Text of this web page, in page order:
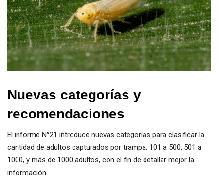
Nuevas categorías y
recomendaciones
El informe N°21 introduce nuevas categorías para clasificar la
cantidad de adultos capturados por trampa: 101 a 500, 501 a
1000, y más de 1000 adultos, con el fin de detallar mejor la
información.